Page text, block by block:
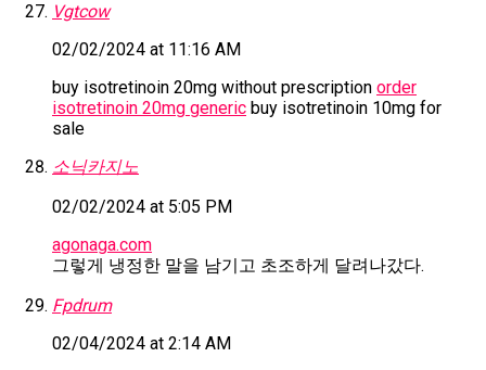
Vgtcow
02/02/2024 at 11:16 AM
buy isotretinoin 20mg without prescription order
isotretinoin 20mg generic buy isotretinoin 10mg for
sale
소닉카지노
02/02/2024 at 5:05 PM
agonaga.com
그렇게 냉정한 말을 남기고 초조하게 달려나갔다.
Fpdrum
02/04/2024 at 2:14 AM